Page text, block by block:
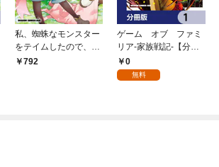
私、蜘蛛なモンスター
をテイムしたので、ス
パイダーシルクで裁縫
792
ゲーム オブ ファミ
リア-家族戦記-【分冊
版】 1
0
無料